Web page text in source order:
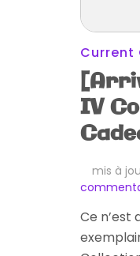
Current
IV
mis à
Ce n’est